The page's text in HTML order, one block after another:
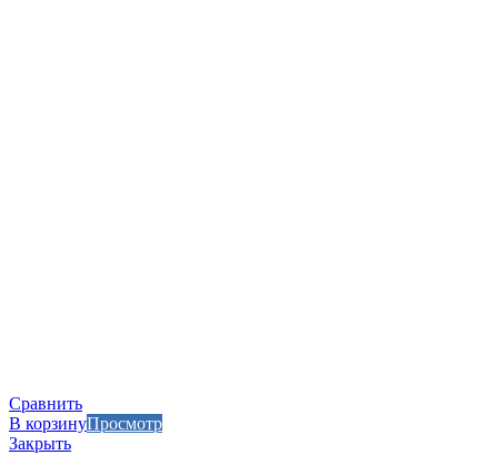
Сравнить
В корзинуПросмотр
Закрыть